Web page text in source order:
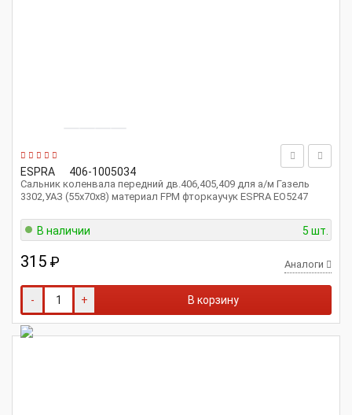
ESPRA 406-1005034
Сальник коленвала передний дв.406,405,409 для а/м Газель
3302,УАЗ (55x70x8) материал FPM фторкаучук ESPRA EO5247
В наличии 5 шт.
315 ₽ Аналоги
- + В корзину